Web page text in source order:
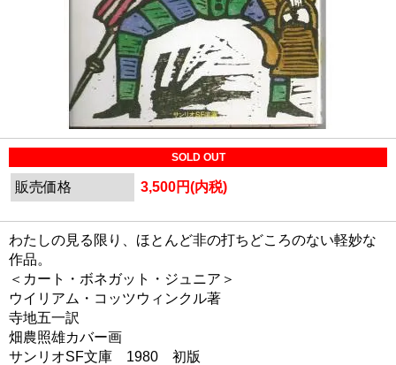
SOLD OUT
販売価格 3,500円(内税)
わたしの見る限り、ほとんど非の打ちどころのない軽妙な
作品。
＜カート・ボネガット・ジュニア＞
ウイリアム・コッツウィンクル著
寺地五一訳
畑農照雄カバー画
サンリオSF文庫 1980 初版